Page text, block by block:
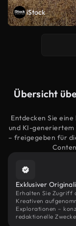
iStock
Übersicht
Entdecken Sie
und KI-generiertem
– freigegeben für
Exklusiver
Erhalten Sie Zugriff
Kreativen
Explorationen –
redaktionelle